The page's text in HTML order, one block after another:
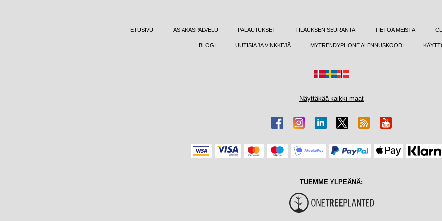
ETUSIVU ASIAKASPALVELU PALAUTUKSET TILAUKSEN SEURANTA TIETOA MEISTÄ
BLOGI UUTISIA JA VINKKEJÄ MYTRENDYPHONE ALENNUSKOODI
Näyttäkää kaikki maat
TUEMME YLPEÄNÄ: